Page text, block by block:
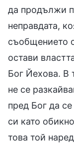
да продължи
неправдата,
съобщението
остави
Бог Йехова. В
не се
пред Бог да
си като
това той